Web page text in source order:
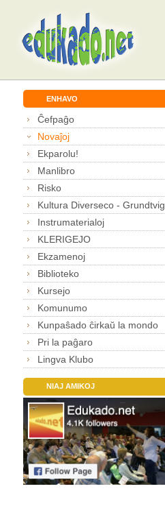
ENHAVO
Ĉefpaĝo
Novaĵoj
Ekparolu!
Manlibro
Risko
Kultura Diverseco - Grundtvig
Instrumaterialoj
KLERIGEJO
Ekzamenoj
Biblioteko
Kursejo
Komunumo
Kunpaŝado ĉirkaŭ la mondo
Pri la paĝaro
Lingva Klubo
NIAJ AMIKOJ